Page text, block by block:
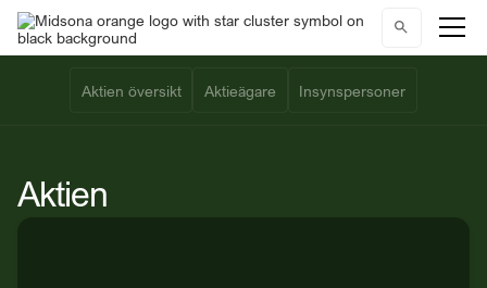
Aktien översikt Aktieägare Insynspersoner
Aktien